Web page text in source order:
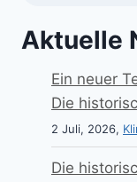
Aktuelle
Ein neuer
Die
2 Juli, 2026,
Die